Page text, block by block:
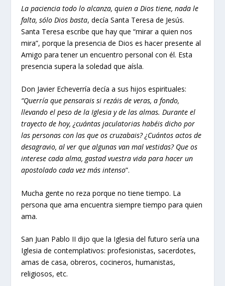
La paciencia todo lo alcanza, quien a Dios tiene, nada le
falta, sólo Dios basta, decía Santa Teresa de Jesús.
Santa Teresa escribe que hay que “mirar a quien nos
mira”, porque la presencia de Dios es hacer presente al
Amigo para tener un encuentro personal con él. Esta
presencia supera la soledad que aísla.
Don Javier Echeverría decía a sus hijos espirituales:
“Querría que pensarais si rezáis de veras, a fondo,
llevando el peso de la Iglesia y de las almas. Durante el
trayecto de hoy, ¿cuántas jaculatorias habéis dicho por
las personas con las que os cruzabais? ¿Cuántos actos de
desagravio, al ver que algunas van mal vestidas? Que os
interese cada alma, gastad vuestra vida para hacer un
apostolado cada vez más intenso”.
Mucha gente no reza porque no tiene tiempo. La
persona que ama encuentra siempre tiempo para quien
ama.
San Juan Pablo II dijo que la Iglesia del futuro sería una
Iglesia de contemplativos: profesionistas, sacerdotes,
amas de casa, obreros, cocineros, humanistas,
religiosos, etc.